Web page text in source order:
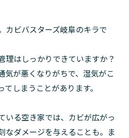
カビバスターズ岐阜のキラで
理はしっかりできていますか？
気が悪くなりがちで、湿気がこ
しまうことがあります。
いる空き家では、カビが広がっ
なダメージを与えることも。ま